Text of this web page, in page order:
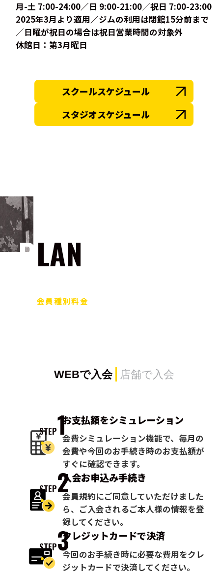
月-土 7:00-24:00／日 9:00-21:00／祝日 7:00-23:00
2025年3月より適用／ジムの利用は閉館15分前まで
／日曜が祝日の場合は祝日営業時間の対象外
休館日：第3月曜日
スクールスケジュール
スタジオスケジュール
PLAN
会員種別料金
WEBで入会 店舗で入会
STEP1お支払額をシミュレーション
会費シミュレーション機能で、毎月の
会費や今回のお手続き時のお支払額が
すぐに確認できます。
STEP2入会お申込み手続き
会員規約にご同意していただけました
ら、ご入会されるご本人様の情報を登
録してください。
STEP3クレジットカードで決済
今回のお手続き時に必要な費用をクレ
ジットカードで決済してください。